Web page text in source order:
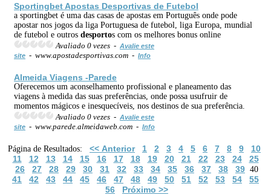
Sportingbet Apostas Desportivas de Futebol
a sportingbet é uma das casas de apostas em Português onde pode
apostar nos jogos da liga Portuguesa de futebol, liga Europa, mundial
de futebol e outros desportos com os melhores bonus online
Avaliado 0 vezes - Avalie este
site - www.apostadesportivas.com - Info
Almeida Viagens -Parede
Oferecemos um aconselhamento profissional e planeamento das
viagens à medida das suas preferências, onde possa usufruir de
momentos mágicos e inesquecíveis, nos destinos de sua preferência.
Avaliado 0 vezes - Avalie este
site - www.parede.almeidaweb.com - Info
Página de Resultados: << Anterior 1 2 3 4 5 6 7 8 9
10
11
12 13 14 15 16 17 18 19 20 21 22 23 24
25
26
27 28 29 30 31 32 33 34 35 36 37 38 39 40
41 42 43 44 45 46 47 48 49 50 51 52 53 54
55
56
Próximo >>